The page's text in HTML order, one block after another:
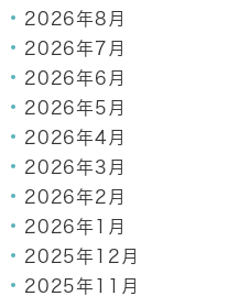
2026年8月
2026年7月
2026年6月
2026年5月
2026年4月
2026年3月
2026年2月
2026年1月
2025年12月
2025年11月